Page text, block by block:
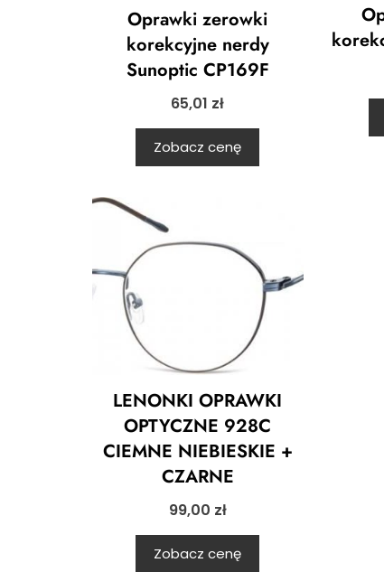
Oprawki zerowki
korekcyjne nerdy
Sunoptic CP169F
65,01 zł
Zobacz cenę
LENONKI OPRAWKI
OPTYCZNE 928C
CIEMNE NIEBIESKIE +
CZARNE
99,00 zł
Zobacz cenę